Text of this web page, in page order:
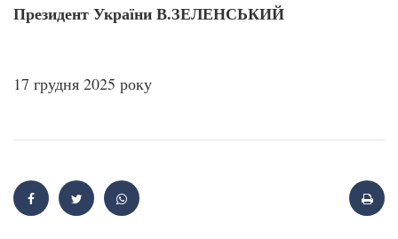
ПрезидентУкраїниВ.ЗЕЛЕНСЬКИЙ
17 грудня 2025 року